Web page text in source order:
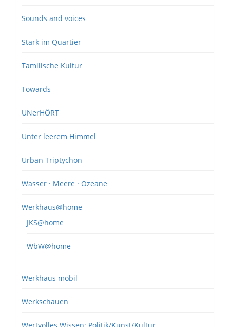
Sounds and voices
Stark im Quartier
Tamilische Kultur
Towards
UNerHÖRT
Unter leerem Himmel
Urban Triptychon
Wasser · Meere · Ozeane
Werkhaus@home
JKS@home
WbW@home
Werkhaus mobil
Werkschauen
Wertvolles Wissen: Politik/Kunst/Kultur